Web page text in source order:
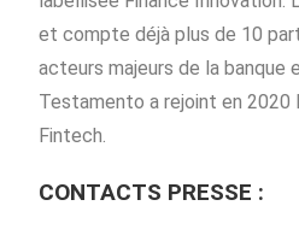
et compte déjà plus de 10
acteurs majeurs de la banque
Testamento a rejoint en 2020
Fintech.
CONTACTS PRESSE :